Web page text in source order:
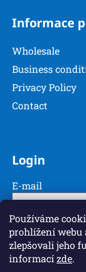
Používáme
prohlížení webu
zlepšovali jeho
informacízde.
Informace
Wholesale
Business
Privacy Policy
Contact
Login
E-mail
Password
LOGIN